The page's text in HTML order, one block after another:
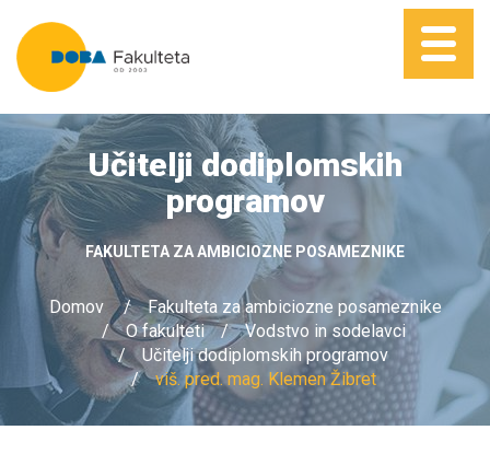
Učitelji dodiplomskih
programov
FAKULTETA ZA AMBICIOZNE POSAMEZNIKE
Domov
Fakulteta za ambiciozne posameznike
O fakulteti
Vodstvo in sodelavci
Učitelji dodiplomskih programov
viš. pred. mag. Klemen Žibret